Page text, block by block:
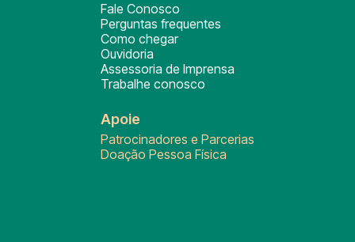
Fale Conosco
Perguntas frequentes
Como chegar
Ouvidoria
Assessoria de Imprensa
Trabalhe conosco
Apoie
Patrocinadores e Parcerias
Doação Pessoa Física